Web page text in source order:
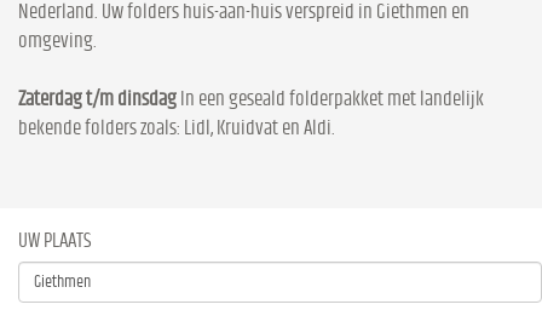
Nederland. Uw folders huis-aan-huis verspreid in Giethmen en
omgeving.
Zaterdag t/m dinsdag In een geseald folderpakket met landelijk
bekende folders zoals: Lidl, Kruidvat en Aldi.
UW PLAATS